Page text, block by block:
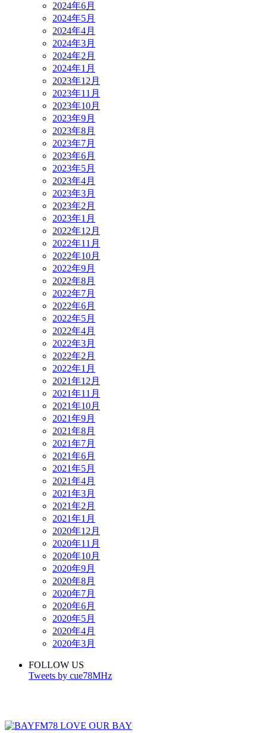
2024年6月
2024年5月
2024年4月
2024年3月
2024年2月
2024年1月
2023年12月
2023年11月
2023年10月
2023年9月
2023年8月
2023年7月
2023年6月
2023年5月
2023年4月
2023年3月
2023年2月
2023年1月
2022年12月
2022年11月
2022年10月
2022年9月
2022年8月
2022年7月
2022年6月
2022年5月
2022年4月
2022年3月
2022年2月
2022年1月
2021年12月
2021年11月
2021年10月
2021年9月
2021年8月
2021年7月
2021年6月
2021年5月
2021年4月
2021年3月
2021年2月
2021年1月
2020年12月
2020年11月
2020年10月
2020年9月
2020年8月
2020年7月
2020年6月
2020年5月
2020年4月
2020年3月
FOLLOW US
Tweets by cue78MHz